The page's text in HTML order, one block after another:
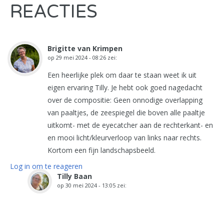
REACTIES
Brigitte van Krimpen
op 29 mei 2024 - 08:26 zei:
Een heerlijke plek om daar te staan weet ik uit
eigen ervaring Tilly. Je hebt ook goed nagedacht
over de compositie: Geen onnodige overlapping
van paaltjes, de zeespiegel die boven alle paaltje
uitkomt- met de eyecatcher aan de rechterkant- en
en mooi licht/kleurverloop van links naar rechts.
Kortom een fijn landschapsbeeld.
Log in om te reageren
Tilly Baan
op 30 mei 2024 - 13:05 zei: